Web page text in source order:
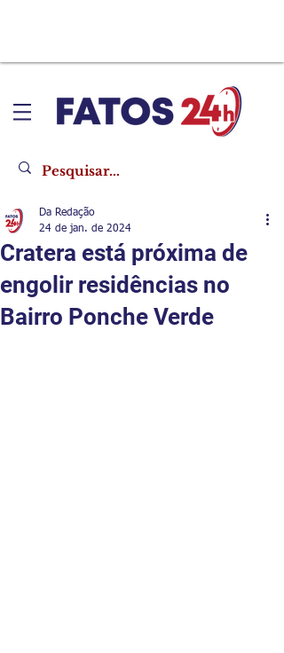
Cratera está próxima de
engolir residências no
Bairro Ponche Verde
Da Redação
24 de jan. de 2024